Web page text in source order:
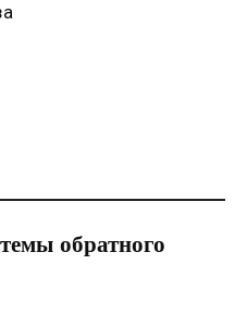
обратного